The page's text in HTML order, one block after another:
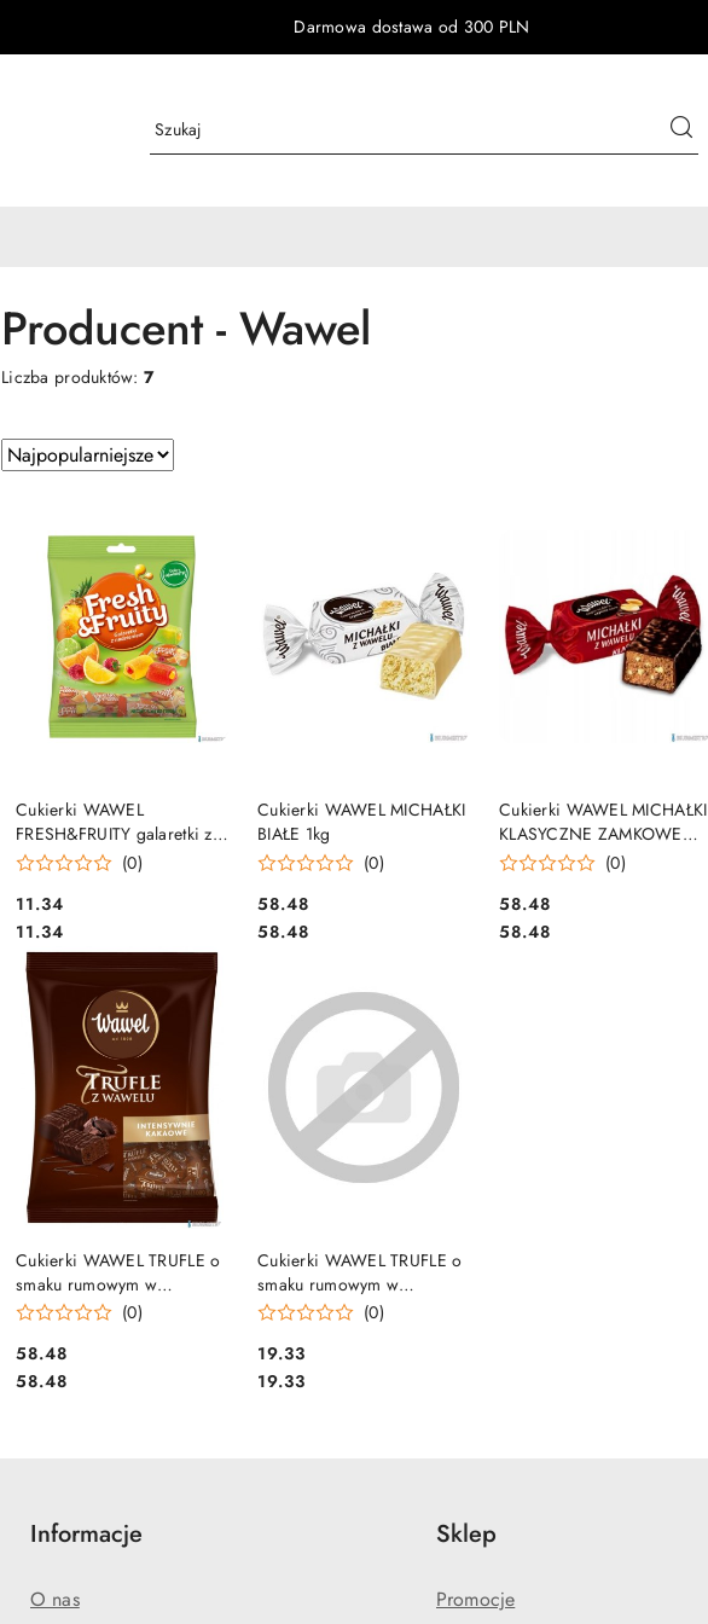
Darmowa dostawa od 300 PLN
Producent - Wawel
Liczba produktów:7
Zastosowano
sortowanie:
Sortuj
według
Cukierki WAWEL
FRESH&FRUITY galaretki z
nadzieniem 160g
(0)
Cena:
11.34
Cena:
11.34
DO KOSZYKA
Cukierki WAWEL MICHAŁKI
BIAŁE 1kg
(0)
Cena:
58.48
Cena:
58.48
DO KOSZYKA
Cukierki WAWEL MICHAŁKI
KLASYCZNE ZAMKOWE
1kg
(0)
Cena:
58.48
Cena:
58.48
DO KOSZYKA
Cukierki WAWEL TRUFLE o
smaku rumowym w
czekoladzie 1kg(0)
Cena:
58.48
Cena:
58.48
DO KOSZYKA
Cukierki WAWEL TRUFLE o
smaku rumowym w
czekoladzie 245g LUZ
(0)
Cena:
19.33
Cena:
19.33
DO KOSZYKA
Informacje
O nas
Sklep
Promocje